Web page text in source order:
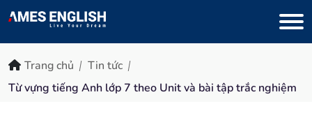
Trang chủ
Tin tức
Từ vựng tiếng Anh lớp 7 theo Unit và bài tập trắc nghiệm